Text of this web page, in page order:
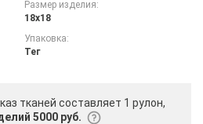
Размер изделия:
18х18
Упаковка:
Тег
тканей составляет 1 рулон,
5000 руб.